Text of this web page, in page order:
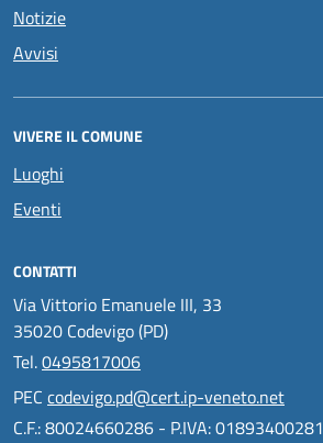
Notizie
Avvisi
VIVERE IL COMUNE
Luoghi
Eventi
CONTATTI
Via Vittorio Emanuele III, 33
35020 Codevigo (PD)
Tel.0495817006
PEC codevigo.pd@cert.ip-veneto.net
C.F.: 80024660286 - P.IVA: 01893400281